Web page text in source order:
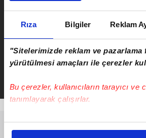
Rıza Bilgiler Reklam
"Sitelerimizde reklam ve
yürütülmesi amaçları ile çerezler
Bu çerezler, kullanıcıların tarayıcı ve
tanımlayarak çalışırlar.
Bu çerezlere izin vermeniz halinde
ÖNCEKİ HABER
İzmit’te cinayet: Ümitcan
gözyaşlarıyla uğurlandı